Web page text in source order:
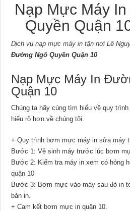
Nạp Mực Máy
Quyền Quận
Dịch vụnạp mực máy in tận nơi Lê
Đường Ngô Quyền Quận 10
Nạp Mực Máy In
Quận 10
Chúng ta hãy cùng tìm hiểu về quy
hiểu rõ hơn về chúng tôi.
+ Quy trình bơm mực máy insửa máy
Bước 1: Vệ sinh máy trước lúc bơm
Bước 2: Kiểm tra máy in xem có hỏng
quận 10
Bước 3: Bơm mực vào máy sau đó in
bản in.
+ Cam kết bơm mực in quận 10.